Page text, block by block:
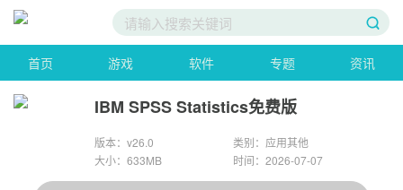
首页 游戏 软件 专题 资讯
IBM SPSS Statistics免费版
版本：v26.0
类别：应用其他
大小：633MB
时间：2026-07-07